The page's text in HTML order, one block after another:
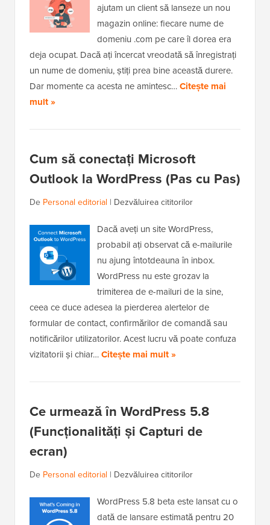
ajutam un client să lanseze un nou
magazin online: fiecare nume de
domeniu .com pe care îl dorea era
deja ocupat. Dacă ați încercat vreodată să înregistrați
un nume de domeniu, știți prea bine această durere.
Dar momente ca acesta ne amintesc…Citește mai
mult »
Cum să conectați Microsoft
Outlook la WordPress (Pas cu Pas)
De Personal editorial | Dezvăluirea cititorilor
Dacă aveți un site WordPress,
probabil ați observat că e-mailurile
nu ajung întotdeauna în inbox.
WordPress nu este grozav la
trimiterea de e-mailuri de la sine,
ceea ce duce adesea la pierderea alertelor de
formular de contact, confirmărilor de comandă sau
notificărilor utilizatorilor. Acest lucru vă poate confuza
vizitatorii și chiar…Citește mai mult »
Ce urmează în WordPress 5.8
(Funcționalități și Capturi de
ecran)
De Personal editorial | Dezvăluirea cititorilor
WordPress 5.8 beta este lansat cu o
dată de lansare estimată pentru 20